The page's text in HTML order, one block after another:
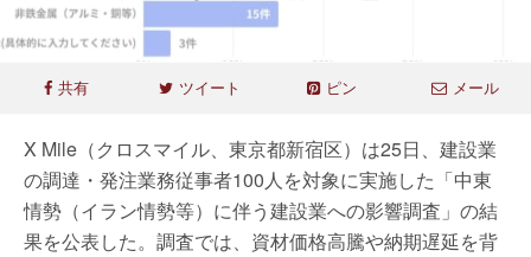
共有 ツイート ピン メール
X Mile（クロスマイル、東京都新宿区）は25日、建設業
の調達・発注業務従事者100人を対象に実施した「中東
情勢（イラン情勢等）に伴う建設業への影響調査」の結
果を公表した。調査では、資材価格高騰や納期遅延を背